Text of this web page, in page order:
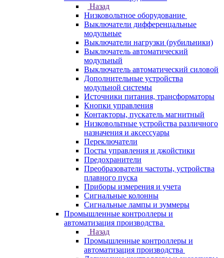
Назад
Низковольтное оборудование
Выключатели дифференцальные
модульные
Выключатели нагрузки (рубильники)
Выключатель автоматический
модульный
Выключатель автоматический силовой
Дополнительные устройства
модульной системы
Источники питания, трансформаторы
Кнопки управления
Контакторы, пускатель магнитный
Низковольтные устройства различного
назначения и аксессуары
Переключатели
Посты управления и джойстики
Предохранители
Преобразователи частоты, устройства
плавного пуска
Приборы измерения и учета
Сигнальные колонны
Сигнальные лампы и зуммеры
Промышленные контроллеры и
автоматизация производства
Назад
Промышленные контроллеры и
автоматизация производства